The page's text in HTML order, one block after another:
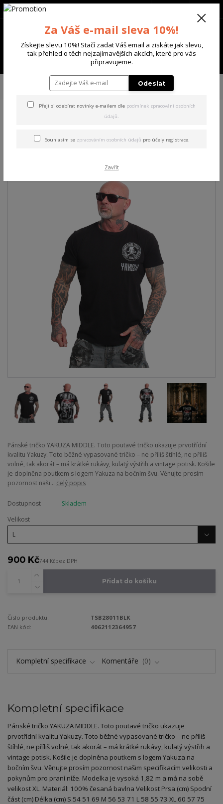
Menu
+420 702 136 620
TRIKA & TÍLKA
Yakuza pánské tričko Middle Regular T-
Regular T-Shirt black L
Pánské tričko YAKUZA MIDDLE. Toto poutavé tričko ukazuje prvotřídní
kvalitu Yakuzy. Toto běžné vypasované tričko – ne příliš štíhlé, ne příliš
volné, tak akorát – má krátké rukávy, kulatý výstřih a vintage potisk. Košile
je doplněna poutkem s logem Yakuza na bočním švu. Věnujte prosím
pozornost naši... celý popis
Dostupnost
Skladem
Velikost
900 Kč744 Kčbez DPH
Přidat do košíku
Číslo produktu:
TSB28011BLK
EAN kód:
4062112364957
Kompletní specifikace Komentáře 0
Kompletní specifikace
Pánské tričko YAKUZA MIDDLE. Toto poutavé tričko ukazuje
prvotřídní kvalitu Yakuzy. Toto běžné vypasované tričko – ne příliš
štíhlé, ne příliš volné, tak akorát – má krátké rukávy, kulatý výstřih a
vintage potisk. Košile je doplněna poutkem s logem Yakuza na
bočním švu. Věnujte prosím pozornost našim specifikacím velikosti a
pokynům pro praní níže. Modelka je vysoká 1,82 m a má na sobě
velikost XL. Materiál: 100% česaná bavlna Velikost Prsa (cm) Spodní
část (cm) Délka (cm) S 54 51 69 M 56 53 71 L 58 55 73 XL 60 57 75
Za Váš e-mail sleva 10%!
Získejte slevu 10%! Stačí zadat Váš email a ziskáte jak slevu,
tak přehled o těch nejzajímavějších akcích, které pro vás
připravujeme.
Odeslat
Přeji si odebírat novinky e-mailem dle podmínek zpracování osobních
údajů.
Souhlasím se zpracováním osobních údajů pro účely registrace.
Zavřít